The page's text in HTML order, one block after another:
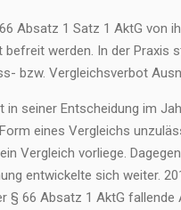
Absatz 1 Satz 1 AktG von
befreit werden. In der Praxis
bzw. Vergleichsverbot
in seiner Entscheidung im
eines Vergleichs
Vergleich vorliege.
entwickelte sich weiter.
§ 66 Absatz 1 AktG fallende